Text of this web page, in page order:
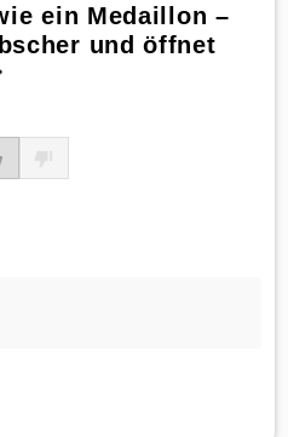
ein Medaillon –
und öffnet